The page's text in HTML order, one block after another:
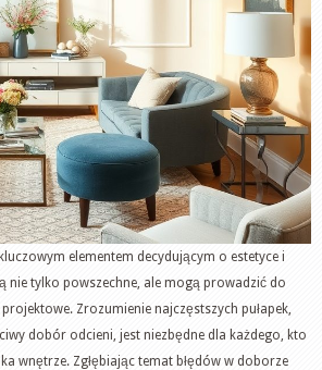
harmonię
barw
elementem decydującym o estetyce i
nie tylko powszechne, ale mogą prowadzić do
Zrozumienie najczęstszych pułapek,
dobór odcieni, jest niezbędne dla każdego, kto
wnętrze. Zgłębiając temat błędów w doborze